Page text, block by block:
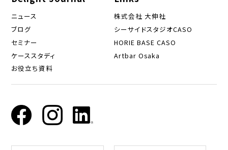
ニュース
ブログ
セミナー
ケーススタディ
お役立ち資料
株式会社 大伸社
シーサイドスタジオCASO
HORIE BASE CASO
Artbar Osaka